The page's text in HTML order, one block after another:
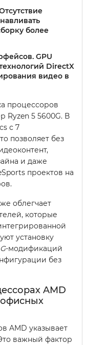
более
GPU
DirectX
видео в
процессоров
Ryzen 5 5600G. В
с 7
позволяет без
и даже
проектов на
облегчает
которые
установку
G-модификаций
без
AMD
AMD указывает
важный фактор